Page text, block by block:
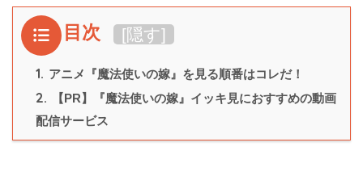
目次 [隠す]
1. アニメ『魔法使いの嫁』を見る順番はコレだ！
2.
【PR】『魔法使いの嫁』イッキ見におすすめの動画
配信サービス